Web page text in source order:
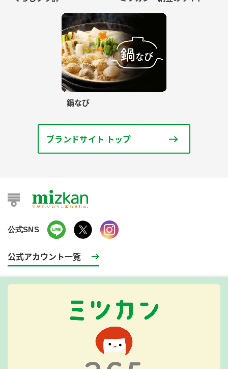
鍋なび
ブランドサイト トップ
公式SNS
公式アカウント一覧